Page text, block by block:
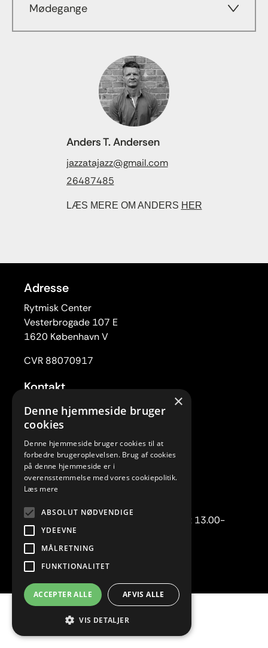
Mødegange
Anders T. Andersen
jazzatajazz@gmail.com
26487485
LÆS MERE OM ANDERS HER
Adresse
Rytmisk Center
Vesterbrogade 107 E
1620 København V
CVR 88070917
Kontakt
Tlf. 33 22 59 84
Mail:rc@rytmiskcenter.dk
Kontorets åbningstider
Mandag-torsdag kl. 10.00-15.00
Fredag lukket
Telefonisk henvendelse:
Mandag-torsdag kl. 10.00-12.00 samt 13.00-
15.00.
En del af
×
Denne hjemmeside bruger
cookies
Denne hjemmeside bruger cookies til at
forbedre brugeroplevelsen. Brug af cookies
på denne hjemmeside er i
overensstemmelse med vores cookiepolitik.
Læs mere
ABSOLUT NØDVENDIGE
YDEEVNE
MÅLRETNING
FUNKTIONALITET
ACCEPTER ALLE AFVIS ALLE
VIS DETALJER